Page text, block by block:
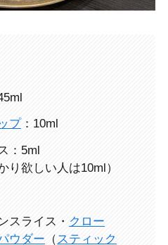
プ：10ml
：5ml
り欲しい人は10ml）
スライス・ クロー
ウダー （ スティック